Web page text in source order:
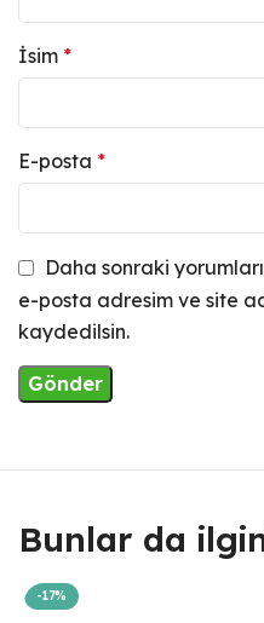
İsim *
E-posta *
Daha sonraki
e-posta adresim ve site
kaydedilsin.
Bunlar da
-17%